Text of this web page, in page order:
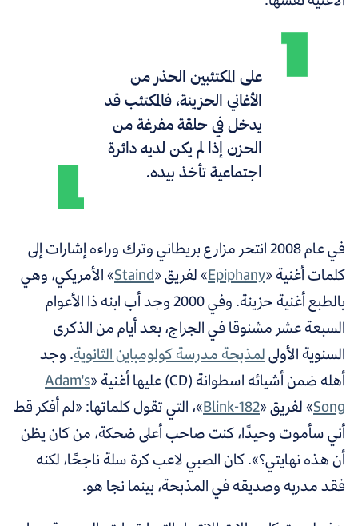
على المكتئبين الحذر من
الأغاني الحزينة، فالمكتئب قد
يدخل في حلقة مفرغة من
الحزن إذا لم يكن لديه دائرة
اجتماعية تأخذ بيده.
في عام 2008 انتحر مزارع بريطاني وترك وراءه إشارات إلى
كلمات أغنية «Epiphany» لفريق «Staind» الأمريكي، وهي
بالطبع أغنية حزينة. وفي 2000 وجد أب ابنه ذا الأعوام
السبعة عشر مشنوقا في الجراج، بعد أيام من الذكرى
السنوية الأولىلمذبحة مدرسة كولومباين الثانوية. وجد
أهله ضمن أشيائه اسطوانة (CD) عليها أغنية «
Adam's
Song» لفريق «182-Blink
»، التي تقول كلماتها: «لم أفكر قط
أني سأموت وحيدًا، كنت صاحب أعلى ضحكة، من كان يظن
أن هذه نهايتي؟». كان الصبي لاعب كرة سلة ناجحًا، لكنه
فقد مدربه وصديقه في المذبحة، بينما نجا هو.